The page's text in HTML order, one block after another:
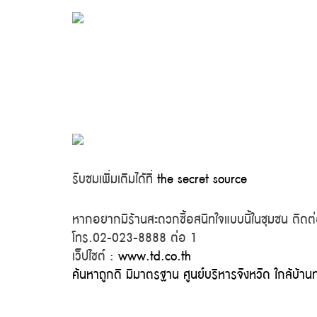
รับชมเพิ่มเติมได้ที่ the secret source
หากอยากมีร้านสะดวกซื้อสนิทใจแบบนี้ในชุมชน ติ
โทร.02-023-8888 ต่อ 1
เว็ปไซต์ : www.td.co.th
ค้นหาถูกดี มีมาตรฐาน ศูนย์บริหารจังหวัด ใกล้บ้าน